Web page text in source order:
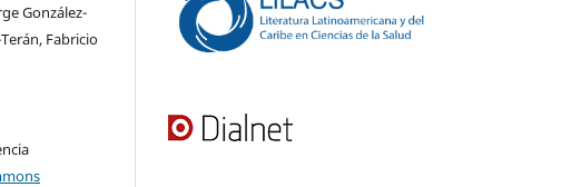
González-
Fabricio